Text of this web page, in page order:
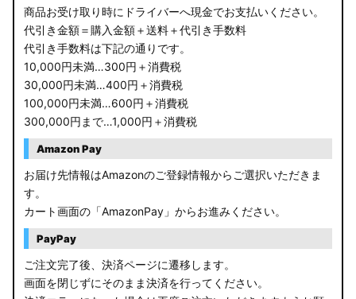
商品お受け取り時にドライバーへ現金でお支払いください。
代引き金額＝購入金額＋送料＋代引き手数料
代引き手数料は下記の通りです。
10,000円未満…300円＋消費税
30,000円未満…400円＋消費税
100,000円未満…600円＋消費税
300,000円まで…1,000円＋消費税
Amazon Pay
お届け先情報はAmazonのご登録情報からご選択いただきま
す。
カート画面の「AmazonPay」からお進みください。
PayPay
ご注文完了後、決済ページに遷移します。
画面を閉じずにそのまま決済を行ってください。